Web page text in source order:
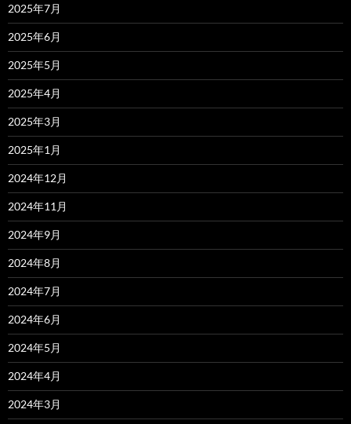
2025年7月
2025年6月
2025年5月
2025年4月
2025年3月
2025年1月
2024年12月
2024年11月
2024年9月
2024年8月
2024年7月
2024年6月
2024年5月
2024年4月
2024年3月